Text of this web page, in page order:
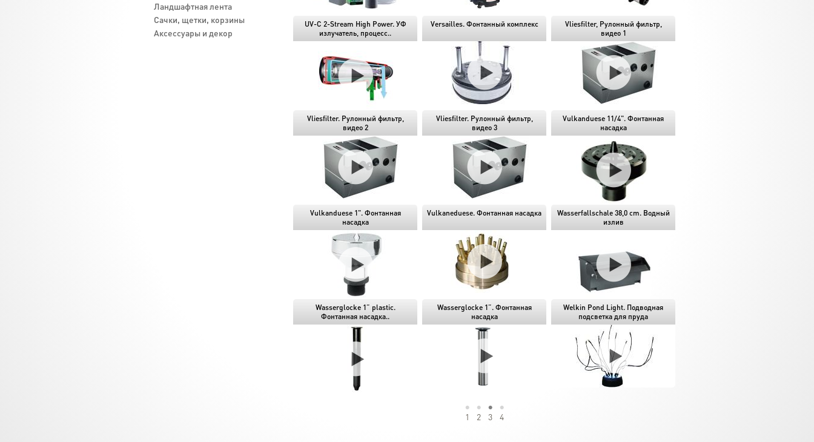
UV-C 2-Stream High Power. УФ
излучатель, процесс..
Versailles. Фонтанный комплекс
Vliesfilter, Рулонный фильтр,
видео 1
Vliesfilter. Рулонный фильтр,
видео 2
Vliesfilter. Рулонный фильтр,
видео 3
Vulkanduese 11/4". Фонтанная
насадка
Vulkanduese 1". Фонтанная
насадка
Vulkaneduese. Фонтанная насадка
Wasserfallschale 38,0 cm. Водный
излив
Wasserglocke 1” plastic.
Фонтанная насадка..
Wasserglocke 1”. Фонтанная
насадка
Welkin Pond Light. Подводная
подсветка для пруда
1 2 3 4
Ландшафтная лента
Cачки, щетки, корзины
Аксессуары и декор